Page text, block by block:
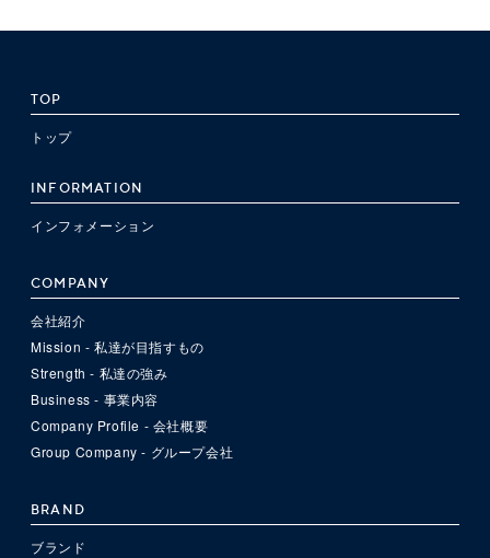
TOP
トップ
INFORMATION
インフォメーション
COMPANY
会社紹介
Mission - 私達が目指すもの
Strength - 私達の強み
Business - 事業内容
Company Profile - 会社概要
Group Company - グループ会社
BRAND
ブランド